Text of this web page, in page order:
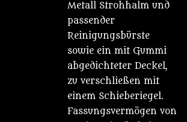
Metall Strohhalm und
passender
Reinigungsbürste
sowie ein mit Gummi
abgedichteter Deckel,
zu verschließen mit
einem Schieberiegel.
Fassungsvermögen von